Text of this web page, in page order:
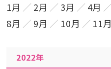
1月 2月 3月 4月
8月
9月 10月 11月
2022年